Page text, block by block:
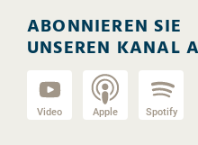
ABONNIEREN SIE
UNSEREN KANAL
Video Apple Spotify